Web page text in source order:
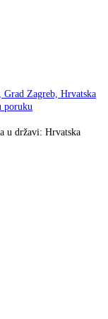
Grad Zagreb, Hrvatska
poruku
u državi: Hrvatska